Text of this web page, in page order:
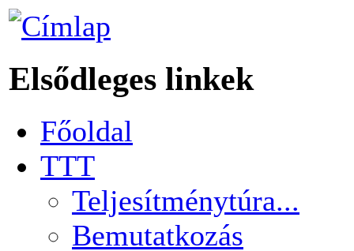
Elsődleges linkek
Főoldal
TTT
Teljesítménytúra...
Bemutatkozás